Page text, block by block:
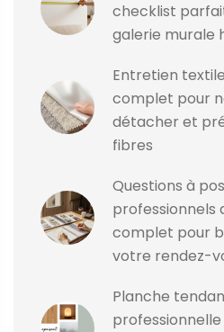
checklist
galerie murale
Entretien
complet pour
détacher et
fibres
Questions à
professionnels
complet pour
votre rendez-
Planche